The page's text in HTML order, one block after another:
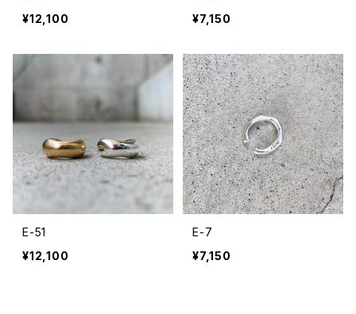
¥12,100
¥7,150
E-51
¥12,100
E-7
¥7,150